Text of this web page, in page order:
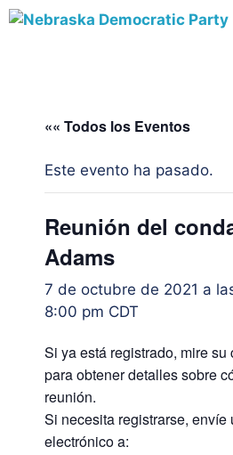
«« Todos los Eventos
Este evento ha pasado.
Reunión del
Adams
7 de octubre de 2021 a
8:00 pm CDT
Si ya está registrado, mire
para obtener detalles sobre
reunión.
Si necesita registrarse, envíe
electrónico a: